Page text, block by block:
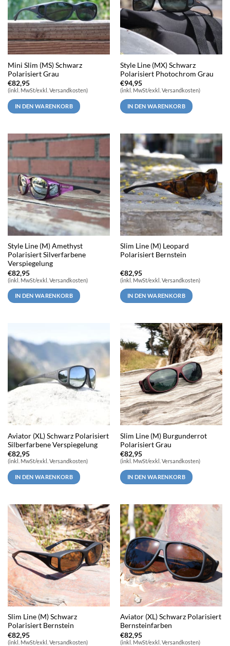
Mini Slim (MS) Schwarz
Polarisiert Grau
€82,95
(inkl. MwSt/exkl. Versandkosten)
IN DEN WARENKORB
Style Line (MX) Schwarz
Polarisiert Photochrom Grau
€94,95
(inkl. MwSt/exkl. Versandkosten)
IN DEN WARENKORB
Style Line (M) Amethyst
Polarisiert Silverfarbene
Verspiegelung
€82,95
(inkl. MwSt/exkl. Versandkosten)
IN DEN WARENKORB
Slim Line (M) Leopard
Polarisiert Bernstein
€82,95
(inkl. MwSt/exkl. Versandkosten)
IN DEN WARENKORB
Aviator (XL) Schwarz Polarisiert
Silberfarbene Verspiegelung
€82,95
(inkl. MwSt/exkl. Versandkosten)
IN DEN WARENKORB
Slim Line (M) Burgunderrot
Polarisiert Grau
€82,95
(inkl. MwSt/exkl. Versandkosten)
IN DEN WARENKORB
Slim Line (M) Schwarz
Polarisiert Bernstein
€82,95
(inkl. MwSt/exkl. Versandkosten)
Aviator (XL) Schwarz Polarisiert
Bernsteinfarben
€82,95
(inkl. MwSt/exkl. Versandkosten)